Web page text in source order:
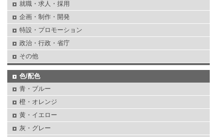
就職・求人・採用
企画・制作・開発
特設・プロモーション
政治・行政・省庁
その他
色/配色
青・ブルー
橙・オレンジ
黄・イエロー
灰・グレー